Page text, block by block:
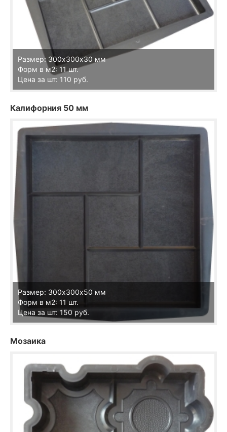
Размер: 300х300х30 мм
Форм в м2: 11 шт.
Цена за шт: 110 руб.
Калифорния 50 мм
Размер: 300х300х50 мм
Форм в м2: 11 шт.
Цена за шт: 150 руб.
Мозаика